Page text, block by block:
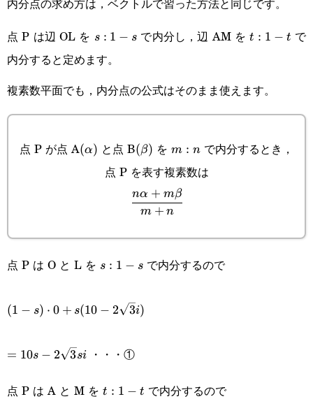
点 P は辺 OL を s:1-
s
s : 1 − s で内分し，辺 AM をt:1-
t : 1 − t で
内分すると定めます。
複素数平面でも，内分点の公式はそのまま使えます。
点 P が点 A(\alpha)
(α) と点 B(\beta)
(β) をm:n
m : nで内分するとき，
点 P を表す複素数は
\cfrac{n\alpha+m\beta}
m + n
nα + mβ
点 P は O と L を s:1-
s : 1 − sで内分するので
(1-
2\sqrt{3}i)
(1 − s) ⋅ 0 + s(10 − 2 3i)
= 10s − 2 3si・・・①
点 P は A と M を t:1-
t : 1 − t で内分するので